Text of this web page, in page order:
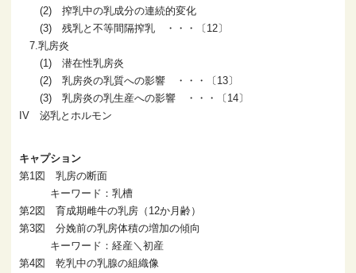
(2) 搾乳中の乳成分の連続的変化
(3) 残乳と不等間隔搾乳 ・・・〔12〕
7.乳房炎
(1) 潜在性乳房炎
(2) 乳房炎の乳質への影響 ・・・〔13〕
(3) 乳房炎の乳生産への影響 ・・・〔14〕
IV 泌乳とホルモン
キャプション
第1図 乳房の断面
キーワード：乳槽
第2図 育成期雌牛の乳房（12か月齢）
第3図 分娩前の乳房体積の増加の傾向
キーワード：経産＼初産
第4図 乾乳中の乳腺の組織像